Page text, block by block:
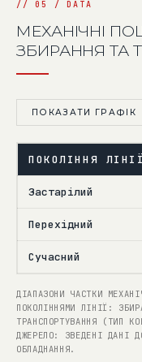
МЕХАНІЧНІ
ЗБИРАННЯ ТА
ПОКАЗАТИ ГРАФІК
ПОКОЛІННЯ ЛІНІЇ
Застарілий
Перехідний
Сучасний
ДІАПАЗОНИ ЧАСТКИ
ПОКОЛІННЯМИ ЛІНІЇ:
ТРАНСПОРТУВАННЯ (ТИП
ДЖЕРЕЛО: ЗВЕДЕНІ ДАНІ
ОБЛАДНАННЯ.